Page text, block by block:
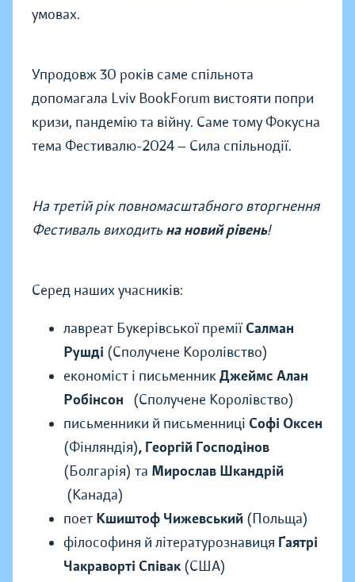
умовах.
Упродовж 30 років саме спільнота
допомагала Lviv BookForum вистояти попри
кризи, пандемію та війну. Саме тому Фокусна
тема Фестивалю-2024 — Сила спільнодії.
На третій рік повномасштабного вторгнення
Фестиваль виходить на новий рівень!
Серед наших учасників:
лавреат Букерівської премії Салман
Рушді (Сполучене Королівство)
економіст і письменникДжеймс Алан
Робінсон
(Сполучене Королівство)
письменники й письменниці Софі Оксен
(Фінляндія), Георгій Господінов
(Болгарія) та Мирослав Шкандрій
(Канада)
поет Кшиштоф Чижевський (Польща)
філософиня й літературознавиця Ґаятрі
Чакраворті Співак(США)